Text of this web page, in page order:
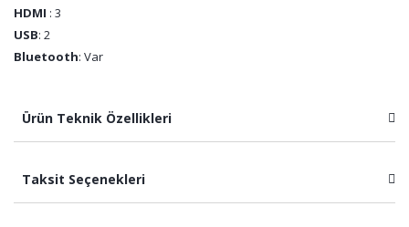
HDMI : 3
USB: 2
Bluetooth: Var
Ürün Teknik Özellikleri
Taksit Seçenekleri